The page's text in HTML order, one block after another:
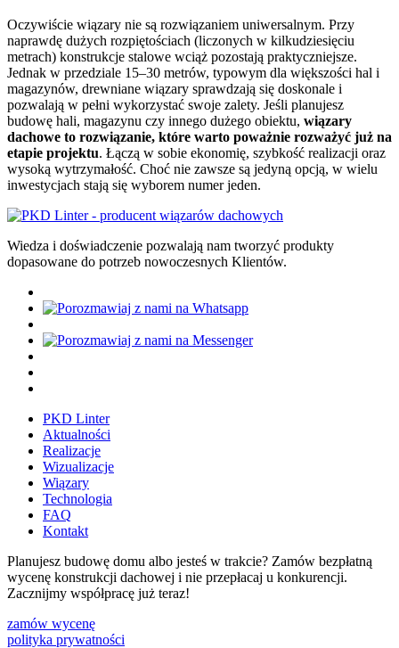
Oczywiście wiązary nie są rozwiązaniem uniwersalnym. Przy
naprawdę dużych rozpiętościach (liczonych w kilkudziesięciu
metrach) konstrukcje stalowe wciąż pozostają praktyczniejsze.
Jednak w przedziale 15–30 metrów, typowym dla większości hal i
magazynów, drewniane wiązary sprawdzają się doskonale i
pozwalają w pełni wykorzystać swoje zalety. Jeśli planujesz
budowę hali, magazynu czy innego dużego obiektu, wiązary
dachowe to rozwiązanie, które warto poważnie rozważyć już na
etapie projektu. Łączą w sobie ekonomię, szybkość realizacji oraz
wysoką wytrzymałość. Choć nie zawsze są jedyną opcją, w wielu
inwestycjach stają się wyborem numer jeden.
Wiedza i doświadczenie pozwalają nam tworzyć produkty
dopasowane do potrzeb nowoczesnych Klientów.
PKD Linter
Aktualności
Realizacje
Wizualizacje
Wiązary
Technologia
FAQ
Kontakt
Planujesz budowę domu albo jesteś w trakcie? Zamów bezpłatną
wycenę konstrukcji dachowej i nie przepłacaj u konkurencji.
Zacznijmy współpracę już teraz!
zamów wycenę
polityka prywatności